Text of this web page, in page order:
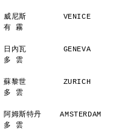
威尼斯        VENICE
有 霧
日內瓦        GENEVA
多 雲
蘇黎世        ZURICH
多 雲
阿姆斯特丹
多 雲